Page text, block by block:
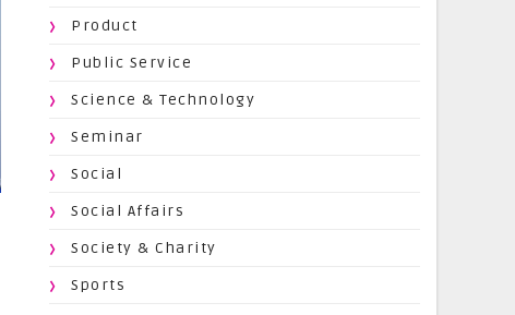
Product
Public Service
Science & Technology
Seminar
Social
Social Affairs
Society & Charity
Sports